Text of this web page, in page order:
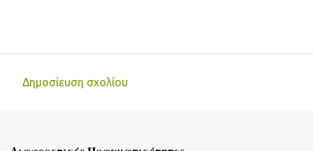
Δημοσίευση σχολίου